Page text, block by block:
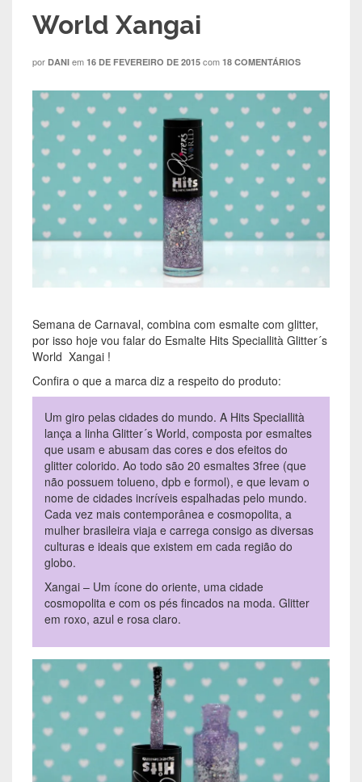
World Xangai
por DANI em 16 DE FEVEREIRO DE 2015 com 18 COMENTÁRIOS
Semana de Carnaval, combina com esmalte com glitter,
por isso hoje vou falar do Esmalte Hits Speciallità Glitter´s
World Xangai !
Confira o que a marca diz a respeito do produto:
Um giro pelas cidades do mundo. A Hits Speciallità
lança a linha Glitter´s World, composta por esmaltes
que usam e abusam das cores e dos efeitos do
glitter colorido. Ao todo são 20 esmaltes 3free (que
não possuem tolueno, dpb e formol), e que levam o
nome de cidades incríveis espalhadas pelo mundo.
Cada vez mais contemporânea e cosmopolita, a
mulher brasileira viaja e carrega consigo as diversas
culturas e ideais que existem em cada região do
globo.
Xangai – Um ícone do oriente, uma cidade
cosmopolita e com os pés fincados na moda. Glitter
em roxo, azul e rosa claro.